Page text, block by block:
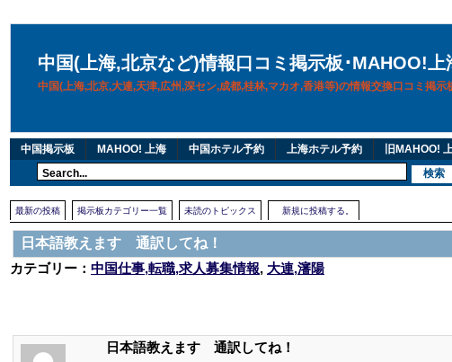
中国(上海,北京など)情報口コミ掲示板･MAHOO!上
中国(上海,北京,大連,天津,広州,深セン,成都,桂林,マカオ,香港等)の情報交換口コミ掲示
中国掲示板 MAHOO! 上海 中国ホテル予約 上海ホテル予約 旧MAHOO!
最新の投稿 掲示板カテゴリー一覧 未読のトピックス 新規に投稿する。
日本語教えます 通訳してね！
カテゴリー： 中国仕事,転職,求人募集情報, 大連,瀋陽
日本語教えます 通訳してね！